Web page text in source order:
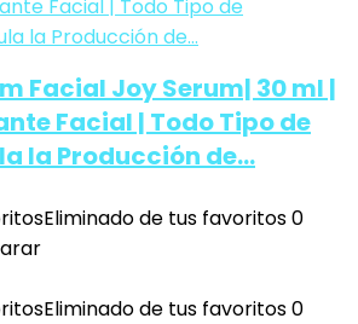
Facial Joy Serum| 30 ml |
Facial | Todo Tipo de
la Producción de…
Eliminado de tus favoritos0
Eliminado de tus favoritos0